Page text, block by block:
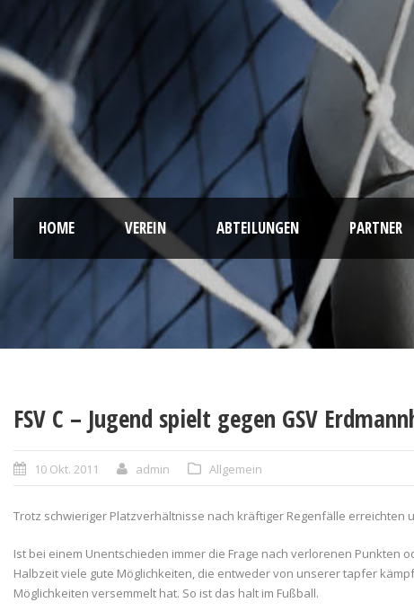
HOME VEREIN ABTEILUNGEN PARTNER
FSV C – Jugend spielt gegen GSV
10 Okt. 2011 admin Allgemein
Trotz schwieriger Platzverhältnisse nach kräftiger Regenfälle erreichten
Ist bei einem Unentschieden immer die Frage nach verlorenen
Halbzeit viele gute Möglichkeiten, die entweder von unserer tapfer
Möglichkeiten versemmelt hat. So ist das halt im Fußball.